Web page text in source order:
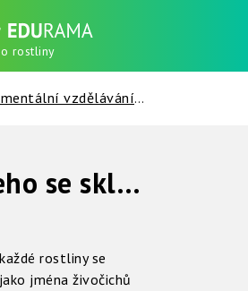
rostliny
REGISTROVAT PŘIHLÁSIT SE
vzdělávání
Z čeho se skládá jméno rostliny ?
rostliny se
jména živočichů